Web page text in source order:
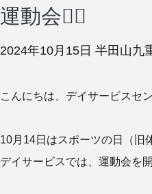
運動会🤸‍♂️
2024年10月15日 半田山九
こんにちは、デイサービスセ
10月14日はスポーツの日（旧
デイサービスでは、運動会を